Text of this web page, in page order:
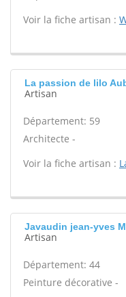
Voir la fiche artisan :
La passion de lilo
Artisan
Département: 59
Architecte -
Voir la fiche artisan :
Javaudin jean-yves
Artisan
Département: 44
Peinture décorative -